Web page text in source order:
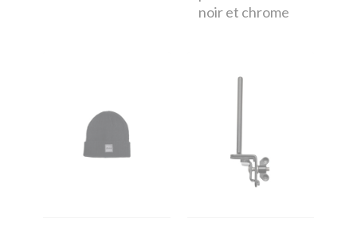
noir et chrome